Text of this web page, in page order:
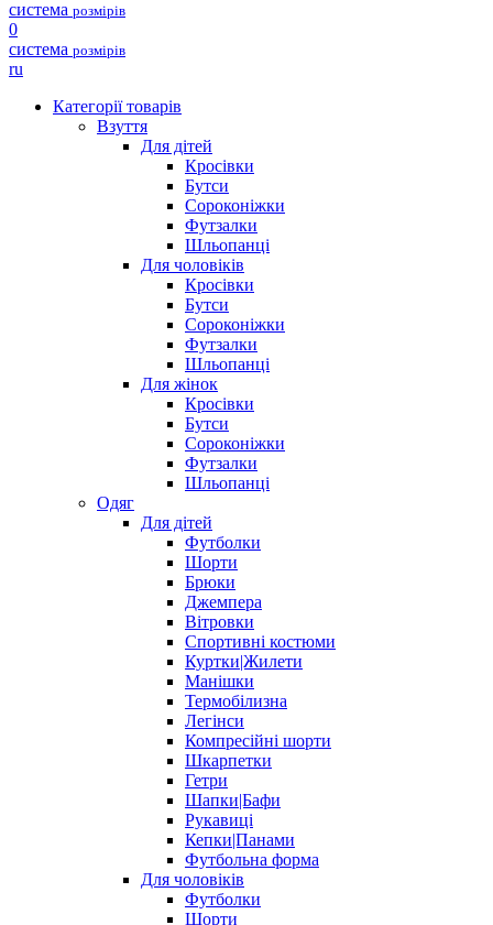
система розмірів
0
система розмірів
ru
Категорії товарів
Взуття
Для дітей
Кросівки
Бутси
Сороконіжки
Футзалки
Шльопанці
Для чоловіків
Кросівки
Бутси
Сороконіжки
Футзалки
Шльопанці
Для жінок
Кросівки
Бутси
Сороконіжки
Футзалки
Шльопанці
Одяг
Для дітей
Футболки
Шорти
Брюки
Джемпера
Вітровки
Спортивні костюми
Куртки|Жилети
Манішки
Термобілизна
Легінси
Компресійні шорти
Шкарпетки
Гетри
Шапки|Бафи
Рукавиці
Кепки|Панами
Футбольна форма
Для чоловіків
Футболки
Шорти